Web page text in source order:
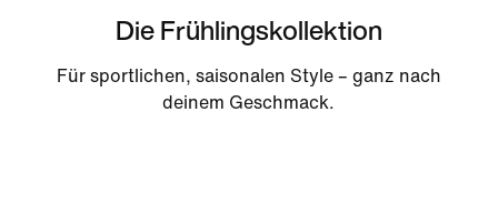
Die Frühlingskollektion
Für sportlichen, saisonalen Style – ganz nach
deinem Geschmack.